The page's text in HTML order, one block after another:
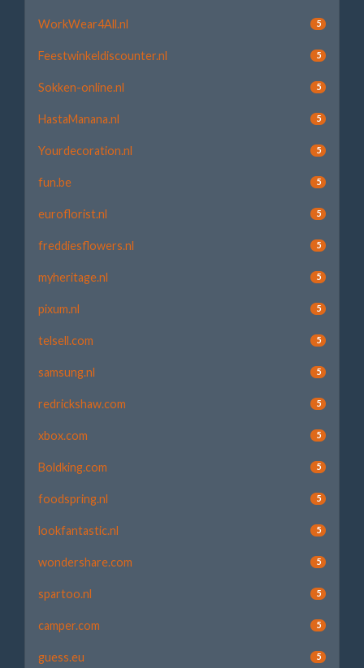
WorkWear4All.nl 5
Feestwinkeldiscounter.nl 5
Sokken-online.nl 5
HastaManana.nl 5
Yourdecoration.nl 5
fun.be 5
euroflorist.nl 5
freddiesflowers.nl 5
myheritage.nl 5
pixum.nl 5
telsell.com 5
samsung.nl 5
redrickshaw.com 5
xbox.com 5
Boldking.com 5
foodspring.nl 5
lookfantastic.nl 5
wondershare.com 5
spartoo.nl 5
camper.com 5
guess.eu 5